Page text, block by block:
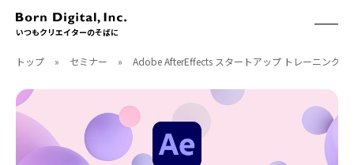
いつもクリエイターのそばに
ABOUT
CONTACT
RECRUIT
クリエイターズID
ACCESS
取扱製品
トップ » セミナー » Adobe AfterEffects スタートアップ トレーニング